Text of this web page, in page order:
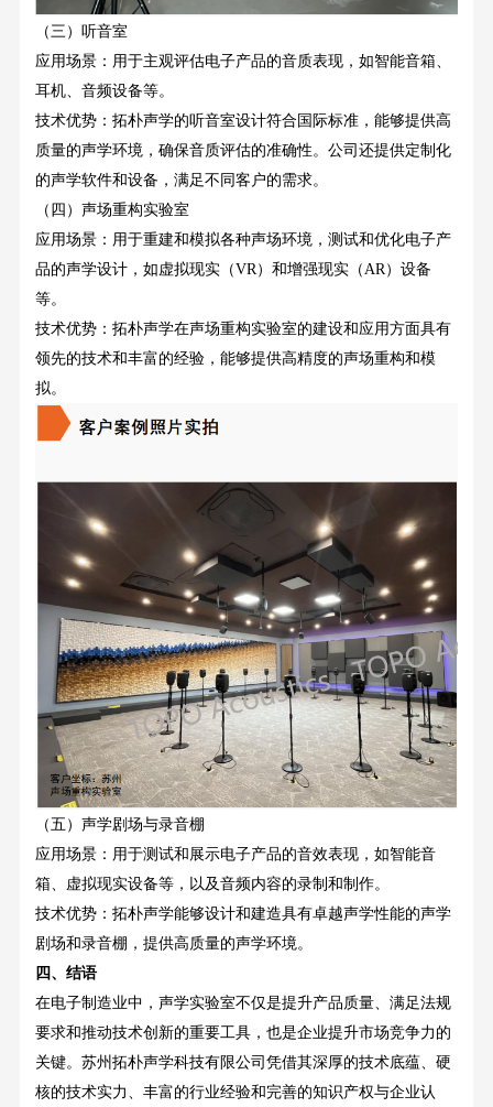
（三）听音室
应用场景：用于主观评估电子产品的音质表现，如智能音箱、
耳机、音频设备等。
技术优势：拓朴声学的听音室设计符合国际标准，能够提供高
质量的声学环境，确保音质评估的准确性。公司还提供定制化
的声学软件和设备，满足不同客户的需求。
（四）声场重构实验室
应用场景：用于重建和模拟各种声场环境，测试和优化电子产
品的声学设计，如虚拟现实（VR）和增强现实（AR）设备
等。
技术优势：拓朴声学在声场重构实验室的建设和应用方面具有
领先的技术和丰富的经验，能够提供高精度的声场重构和模
拟。
（五）声学剧场与录音棚
应用场景：用于测试和展示电子产品的音效表现，如智能音
箱、虚拟现实设备等，以及音频内容的录制和制作。
技术优势：拓朴声学能够设计和建造具有卓越声学性能的声学
剧场和录音棚，提供高质量的声学环境。
四、结语
在电子制造业中，声学实验室不仅是提升产品质量、满足法规
要求和推动技术创新的重要工具，也是企业提升市场竞争力的
关键。苏州拓朴声学科技有限公司凭借其深厚的技术底蕴、硬
核的技术实力、丰富的行业经验和完善的知识产权与企业认